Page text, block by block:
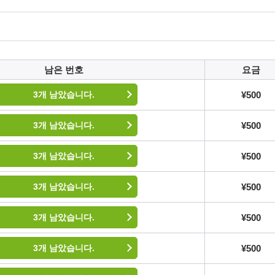
남은 번호 요금
3개 남았습니다. ¥500
3개 남았습니다. ¥500
3개 남았습니다. ¥500
3개 남았습니다. ¥500
3개 남았습니다. ¥500
3개 남았습니다. ¥500